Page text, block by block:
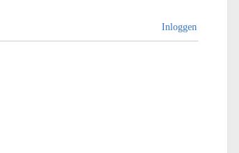
Inloggen